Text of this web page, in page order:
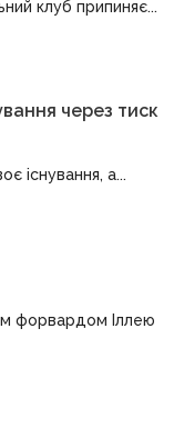
клуб припиняє...
через тиск
існування, а...
форвардом Іллею